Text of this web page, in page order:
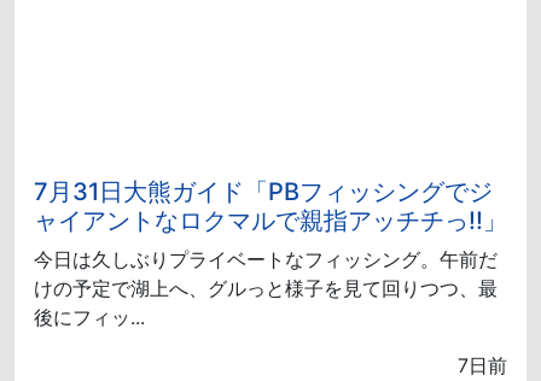
7月31日大熊ガイド「PBフィッシングでジ
ャイアントなロクマルで親指アッチチっ!!」
今日は久しぶりプライベートなフィッシング。午前だ
けの予定で湖上へ、グルっと様子を見て回りつつ、最
後にフィッ...
7日前